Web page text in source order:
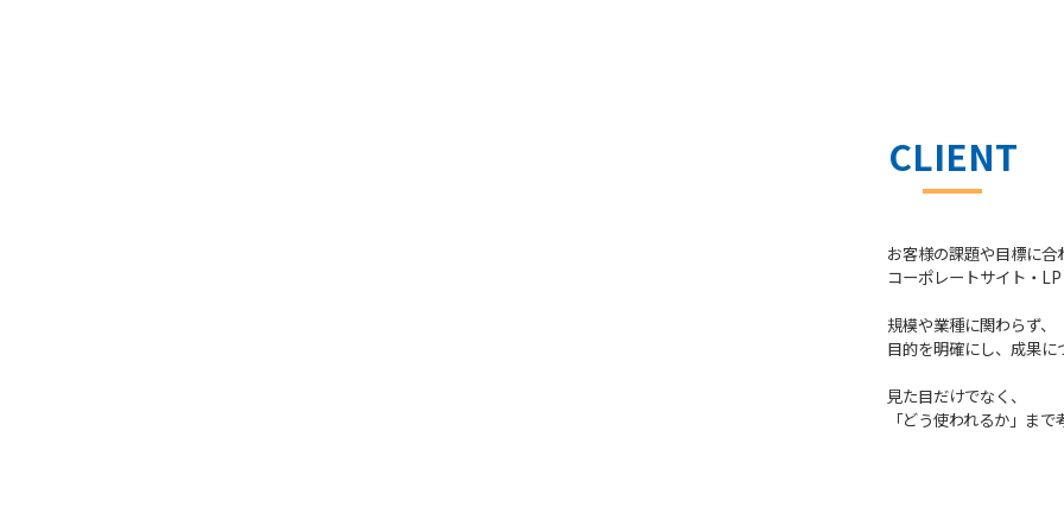
CLIENT
お客様の課題や目標に合
コーポレートサイト・
規模や業種に関わらず、
目的を明確にし、 成果に
見た目だけでなく、
「どう使われるか」 まで